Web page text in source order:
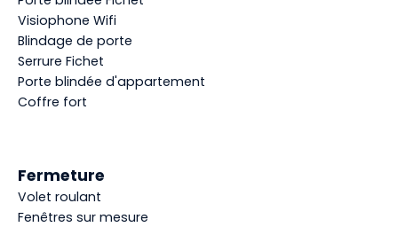
Visiophone Wifi
Blindage de porte
Serrure Fichet
Porte blindée d'appartement
Coffre fort
Fermeture
Volet roulant
Fenêtres sur mesure